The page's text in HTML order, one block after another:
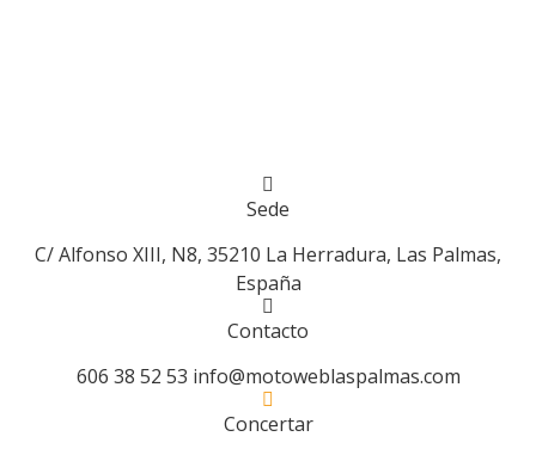
Sede
C/ Alfonso XIII, N8, 35210 La Herradura, Las Palmas,
España
Contacto
606 38 52 53 info@motoweblaspalmas.com
Concertar